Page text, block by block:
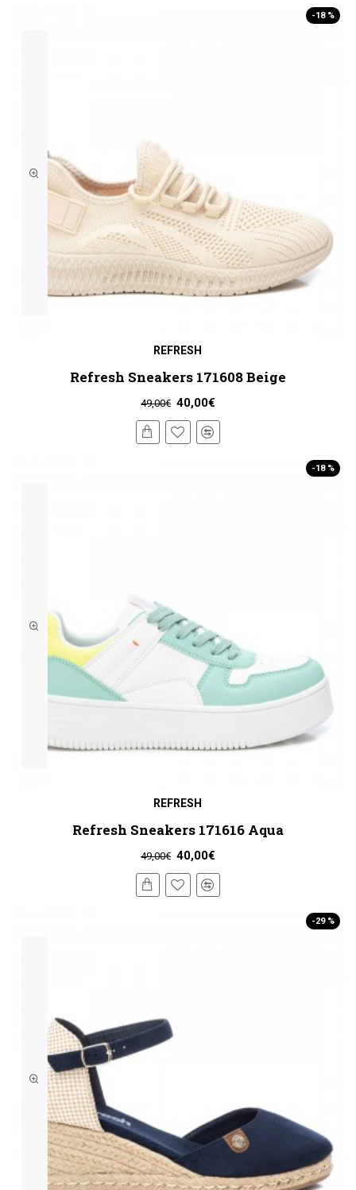
-18 %
REFRESH
Refresh Sneakers 171608 Beige
40,00€
49,00€
-18 %
REFRESH
Refresh Sneakers 171616 Aqua
40,00€
49,00€
-29 %